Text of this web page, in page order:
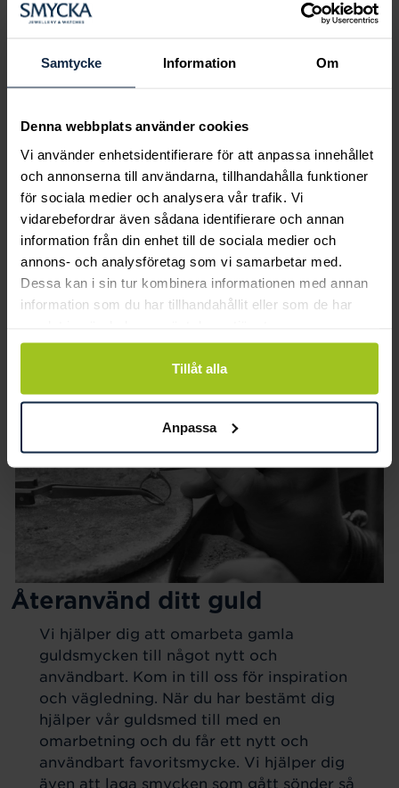
Samtycke Information Om
Denna webbplats använder cookies
Vi använder enhetsidentifierare för att anpassa innehållet
och annonserna till användarna, tillhandahålla funktioner
för sociala medier och analysera vår trafik. Vi
vidarebefordrar även sådana identifierare och annan
information från din enhet till de sociala medier och
annons- och analysföretag som vi samarbetar med.
Dessa kan i sin tur kombinera informationen med annan
information som du har tillhandahållit eller som de har
Tillåt alla
Anpassa
drömring för varje tillfälle i livet. Bokar du
perfekt för just din stil och smak.
Återanvänd ditt guld
Vi hjälper dig att omarbeta gamla
guldsmycken till något nytt och
användbart. Kom in till oss för inspiration
och vägledning. När du har bestämt dig
hjälper vår guldsmed till med en
omarbetning och du får ett nytt och
användbart favoritsmycke. Vi hjälper dig
även att laga smycken som gått sönder så